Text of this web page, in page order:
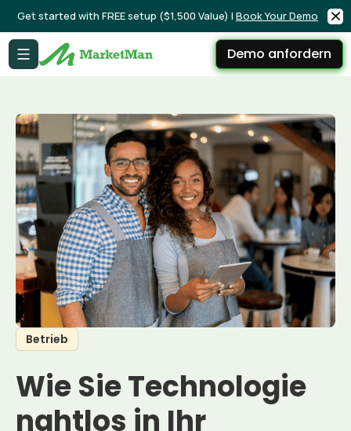
Get started with FREE setup ($1,500 Value) | Book Your Demo
Demo anfordern
Betrieb
Wie Sie Technologie
nahtlos in Ihr